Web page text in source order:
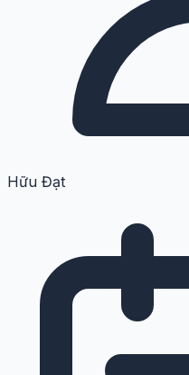
Hữu Đạt